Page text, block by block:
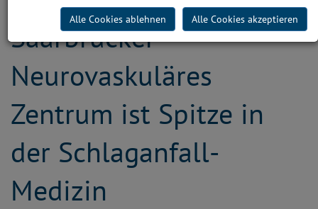
Saarbrücker
Neurovaskuläres
Zentrum ist Spitze in
der Schlaganfall-
Medizin
Alle Cookies ablehnen Alle Cookies akzeptieren